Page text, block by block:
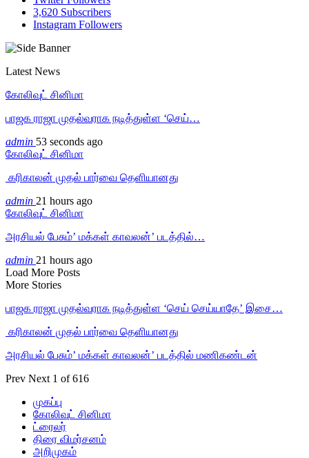
3,620 Subscribers
Instagram Followers
Latest News
கோலிவுட் சினிமா
பாஜக ராஜா முதல்வராக நடித்துள்ள ‘செய்…
admin 53 seconds ago
கோலிவுட் சினிமா
‎ கரிகாலன் முதல் பார்வை தெளியானது
admin 21 hours ago
கோலிவுட் சினிமா
அரசியல் பேசும்’ மக்கள் காவலன்’ படத்தில்…
admin 21 hours ago
Load More Posts
More Stories
பாஜக ராஜா முதல்வராக நடித்துள்ள ‘செய் செய்யாதே’ இசை…
‎ கரிகாலன் முதல் பார்வை தெளியானது
அரசியல் பேசும்’ மக்கள் காவலன்’ படத்தில் மணிகண்டன்
Prev Next 1 of 616
முகப்பு
கோலிவுட் சினிமா
ட்ரைலர்
திரை விமர்சனம்
அறிமுகம்